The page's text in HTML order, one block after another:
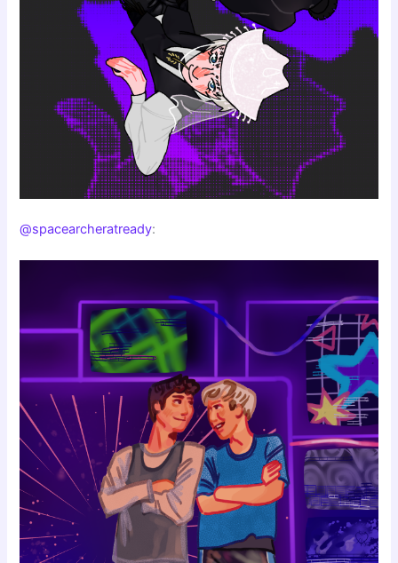
@spacearcheratready: